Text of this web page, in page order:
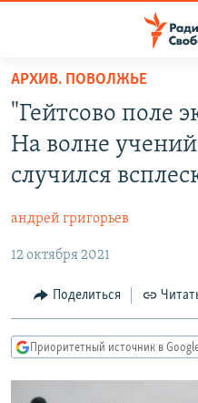
упрощенного
доступа
Вернуться
основному
Вернутся
навигации
Вернутся
поиску
ПРОГРАММЫ
АВТОРСКИЕ ПРОЕКТЫ
МНЕНИЯ
КУЛЬТУРА
IDEL.РЕАЛИИ
СЕВЕР.РЕАЛИИ
СИБИРЬ.РЕАЛИИ
АРХИВ. ПОВОЛЖЬЕ
"Гейтсово поле
На волне
случился
андрей григорьев
12 октября 2021
Поделиться
Приоритетный источник в